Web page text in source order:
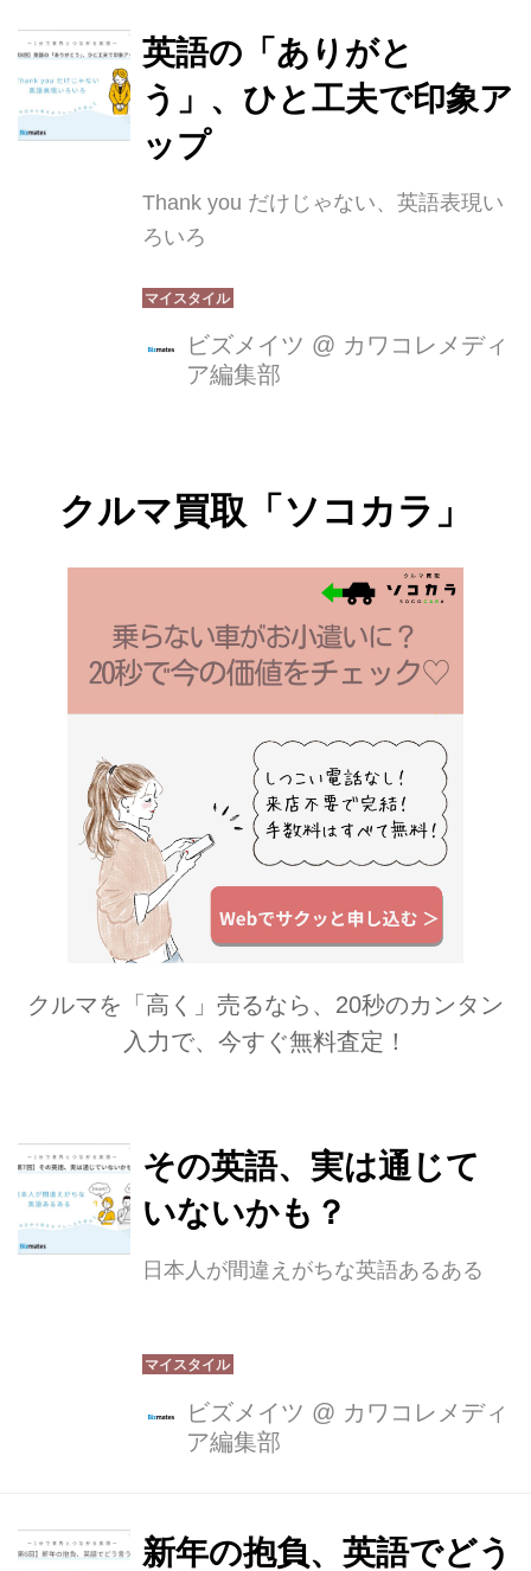
英語の「ありがと
う」、ひと工夫で印象ア
ップ
Thank you だけじゃない、英語表現い
ろいろ
ビズメイツ @ カワコレメディ
ア編集部
クルマ買取「ソコカラ」
クルマを「高く」売るなら、20秒のカンタン
入力で、今すぐ無料査定！
その英語、実は通じて
いないかも？
日本人が間違えがちな英語あるある
ビズメイツ @ カワコレメディ
ア編集部
新年の抱負、英語でどう